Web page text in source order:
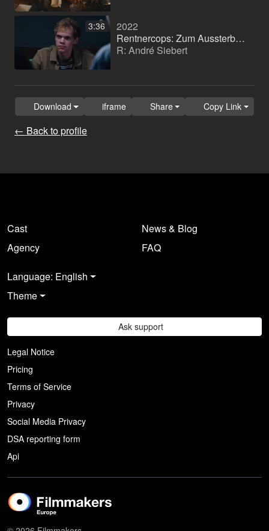
3:36
2022
Rentnercops: Zum Aussterben verdammt
R: André Siebert
← Back to profile
Download iframe Share Copy Link
Cast
Agency
News & Blog
FAQ
Language: English
Theme
Ask support
Legal Notice
Pricing
Terms of Service
Privacy
Social Media Privacy
DSA reporting form
Api